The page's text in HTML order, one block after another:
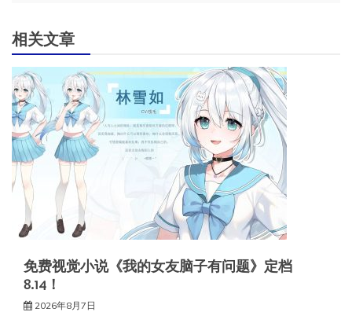
相关文章
免费视觉小说《我的女友脑子有问题》定档
8.14！
2026年8月7日